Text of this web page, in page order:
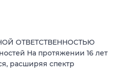
ОТВЕТСТВЕННОСТЬЮ
На протяжении 16 лет
расширяя спектр